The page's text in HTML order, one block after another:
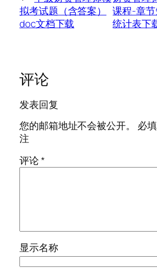
拟考试题（含答案）
doc文档下载
课程-章节
统计表下
评论
发表回复
您的邮箱地址不会被公开。
必
注
评论*
显示名称